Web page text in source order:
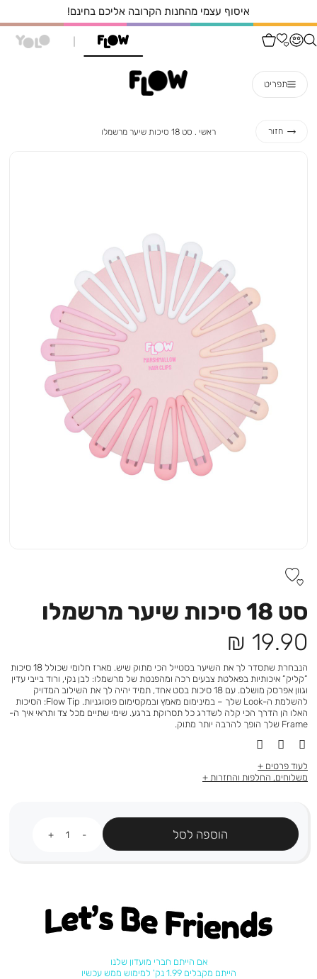
איסוף עצמי מהחנות הקרובה אליכם בחינם!
תפריט
חזור ראשי ראשי
סט 18 סיכות שיער מרשמלו
סט 18 סיכות שיער מרשמלו
מחיר
מוצר
19.90 ₪
הנבחרת שתסדר לך את השיער בסטייל הכי מתוק שיש. מארז חלומי שכולל 18 סיכות
”קליק” איכותיות בפאלטת צבעים רכה ומהפנטת של מרשמלו: לבן נקי, ורוד בייבי עדין
וגוון אפרסק מושלם. עם 18 סיכות בסט אחד, תמיד יהיה לך את השילוב המדויק
להשלמת ה-Look שלך – במינימום מאמץ ובמקסימום פוטוגניות. Flow Tip: הסיכות
האלו הן הדרך הכי קלה לשדרג כל תסרוקת ברגע. שימי שתיים מכל צד ותראי איך ה-
Frame שלך הופך להרבה יותר מתוק.
לעוד פרטים
משלוחים, החלפות והחזרות
הוספה לסל
Let's be friends
אם הייתם חברי מועדון שלנו
הייתם מקבלים 1.99 נק' למימוש ממש עכשיו